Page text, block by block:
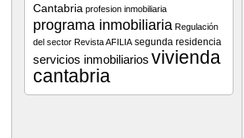
Cantabria profesion inmobiliaria
programa inmobiliaria Regulación
del sector Revista AFILIA segunda residencia
servicios inmobiliarios vivienda
cantabria